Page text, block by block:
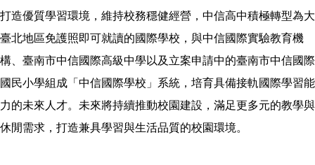
打造優質學習環境，維持校務穩健經營，中信高中積極轉型為大
臺北地區免護照即可就讀的國際學校，與中信國際實驗教育機
構、臺南市中信國際高級中學以及立案申請中的臺南市中信國際
國民小學組成「中信國際學校」系統，培育具備接軌國際學習能
力的未來人才。未來將持續推動校園建設，滿足更多元的教學與
休閒需求，打造兼具學習與生活品質的校園環境。